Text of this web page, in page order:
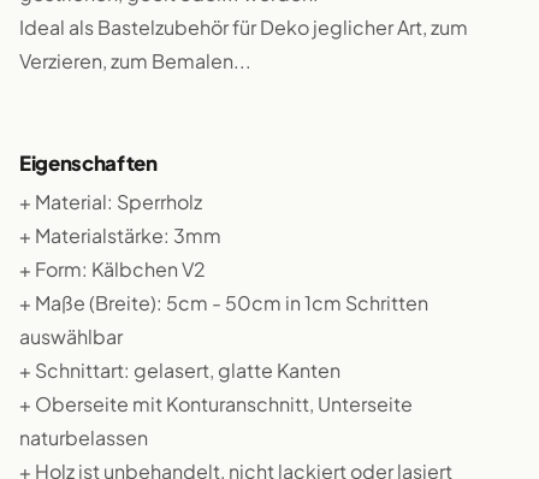
Ideal als Bastelzubehör für Deko jeglicher Art, zum
Verzieren, zum Bemalen...
Eigenschaften
+ Material: Sperrholz
+ Materialstärke: 3mm
+ Form: Kälbchen V2
+ Maße (Breite): 5cm - 50cm in 1cm Schritten
auswählbar
+ Schnittart: gelasert, glatte Kanten
+ Oberseite mit Konturanschnitt, Unterseite
naturbelassen
+ Holz ist unbehandelt, nicht lackiert oder lasiert